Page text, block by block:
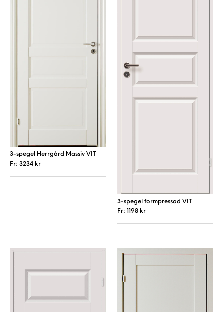
3-spegel Herrgård Massiv VIT
Fr: 3234 kr
3-spegel formpressad VIT
Fr: 1198 kr